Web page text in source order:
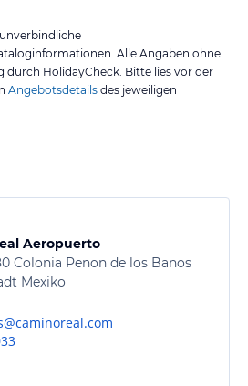
Alle Angaben ohne
durch HolidayCheck. Bitte lies vor der
Angebotsdetails des jeweiligen
Aeropuerto
Colonia Penon de los Banos
Mexiko